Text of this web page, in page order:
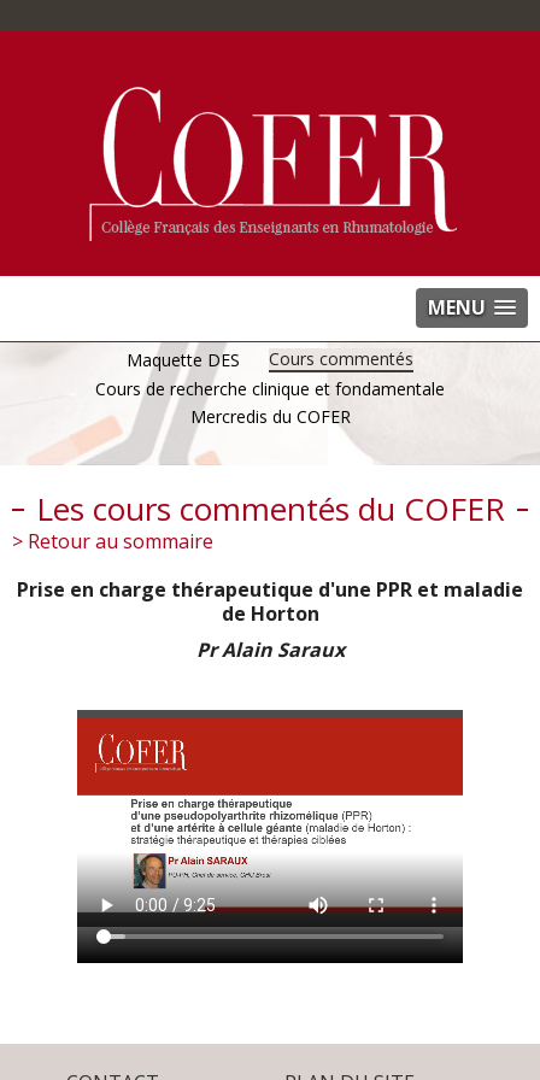
MENU
Maquette DES
Cours commentés
Cours de recherche clinique et fondamentale
Mercredis du COFER
Les cours commentés du COFER
> Retour au sommaire
Prise en charge thérapeutique d'une PPR et maladie
de Horton
Pr Alain Saraux